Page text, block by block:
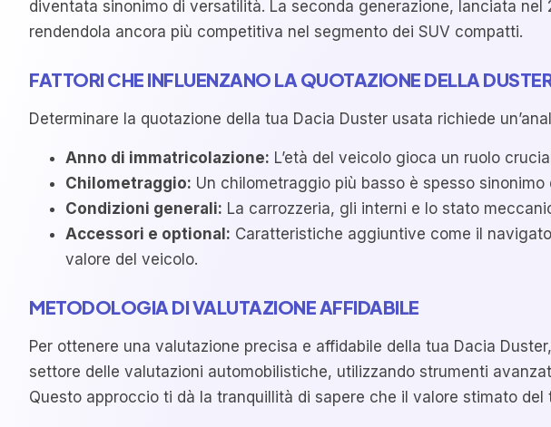
diventata sinonimo di versatilità. La seconda generazione, lanciata
rendendola ancora più competitiva nel segmento dei SUV compatti.
FATTORI CHE INFLUENZANO LA QUOTAZIONE DELLA
Determinare la quotazione della tua Dacia Duster usata richiede
Anno di immatricolazione: L’età del veicolo gioca un ruolo
Chilometraggio: Un chilometraggio più basso è spesso
Condizioni generali: La carrozzeria, gli interni e lo stato
Accessori e optional: Caratteristiche aggiuntive come il
valore del veicolo.
METODOLOGIA DI VALUTAZIONE AFFIDABILE
Per ottenere una valutazione precisa e affidabile della tua Dacia
settore delle valutazioni automobilistiche, utilizzando strumenti
Questo approccio ti dà la tranquillità di sapere che il valore stimato